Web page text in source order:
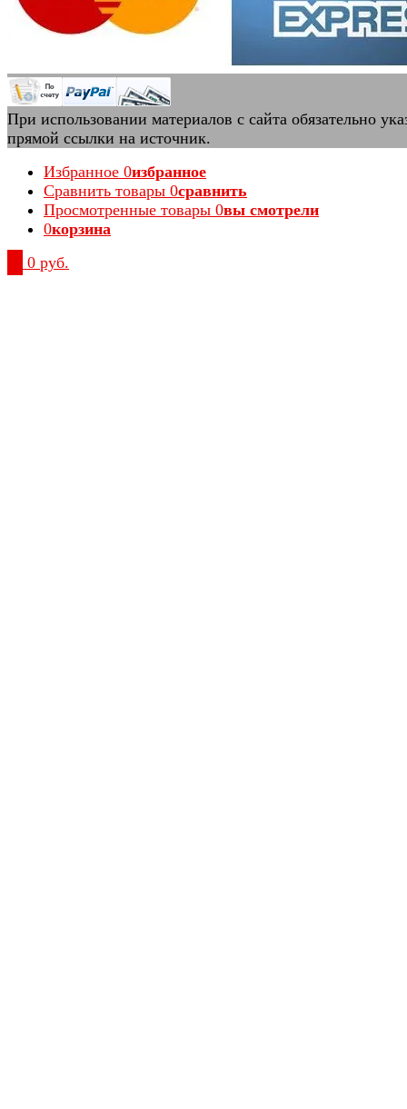
При использовании материалов с сайта обязательно
прямой ссылки на источник.
Избранное 0избранное
Сравнить товары 0сравнить
Просмотренные товары 0вы смотрели
0корзина
0 руб.